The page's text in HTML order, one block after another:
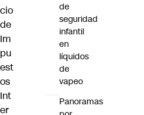
cio
de
Im
pu
est
os
Int
er
de
seguridad
infantil
en
líquidos
de
vapeo
Panoramas